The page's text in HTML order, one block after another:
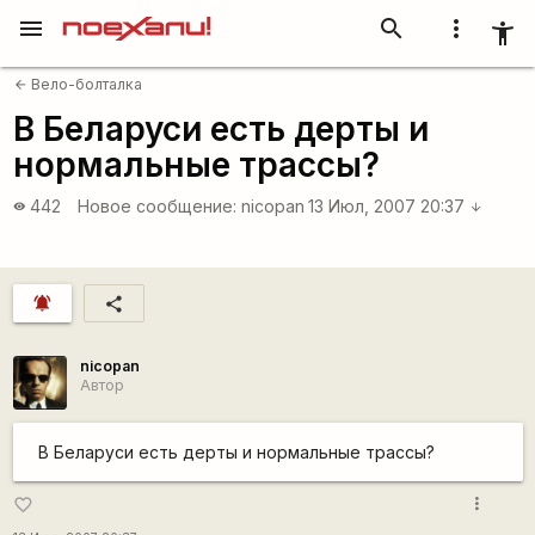
more_vert accessibility_new
search
menu
arrow_back Вело-болталка
В Беларуси есть дерты и
нормальные трассы?
visibility 442 Новое сообщение: nicopan 13 Июл, 2007 20:37 arrow_downward
notifications_active share
nicopan
Автор
В Беларуси есть дерты и нормальные трассы?
favorite_border more_vert